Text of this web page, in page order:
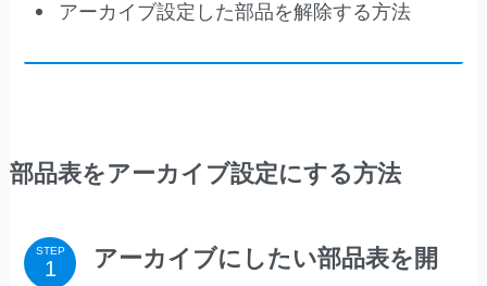
アーカイブ設定した部品を解除する方法
部品表をアーカイブ設定にする方法
STEP
アーカイブにしたい部品表を開